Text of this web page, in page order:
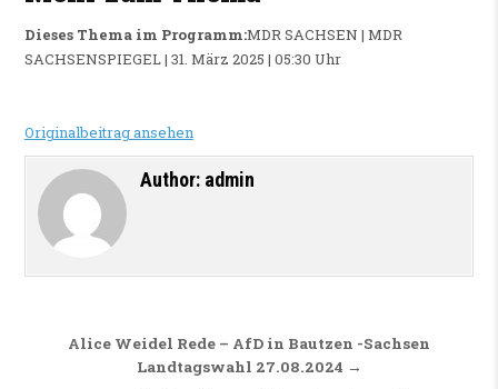
Dieses Thema im Programm:MDR SACHSEN | MDR
SACHSENSPIEGEL | 31. März 2025 | 05:30 Uhr
Originalbeitrag ansehen
Author: admin
Beitragsnavigation
Alice Weidel Rede – AfD in Bautzen -Sachsen
Landtagswahl 27.08.2024 →